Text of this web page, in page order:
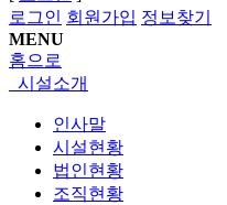
로그인 회원가입 정보찾기
MENU
홈으로
시설소개
인사말
시설현황
법인현황
조직현황